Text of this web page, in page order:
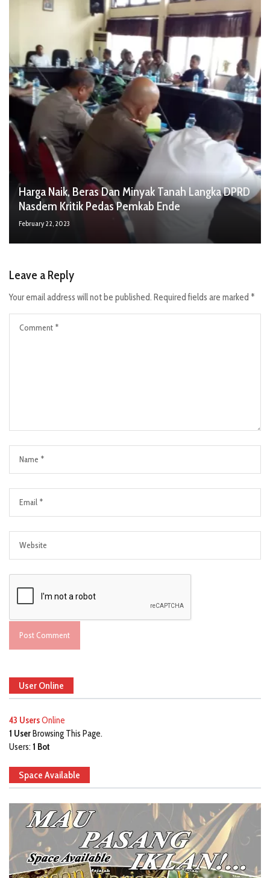
Harga Naik, Beras Dan Minyak Tanah Langka DPRD
Nasdem Kritik Pedas Pemkab Ende
February 22, 2023
Leave a Reply
Your email address will not be published. Required fields are marked *
User Online
43 UsersOnline
1 UserBrowsing This Page.
Users: 1 Bot
Space Available